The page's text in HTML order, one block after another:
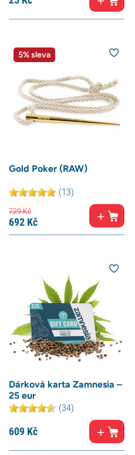
5% sleva
Gold Poker (RAW)
(13)
729Kč
692 Kč
Dárková karta Zamnesia –
25 eur
(34)
609 Kč